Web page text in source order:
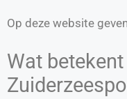
Op deze website
Wat